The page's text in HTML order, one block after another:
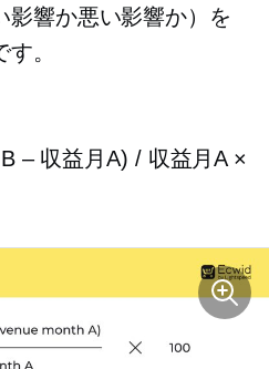
影響か悪い影響か）を
。
–収益月A) / 収益月A ×